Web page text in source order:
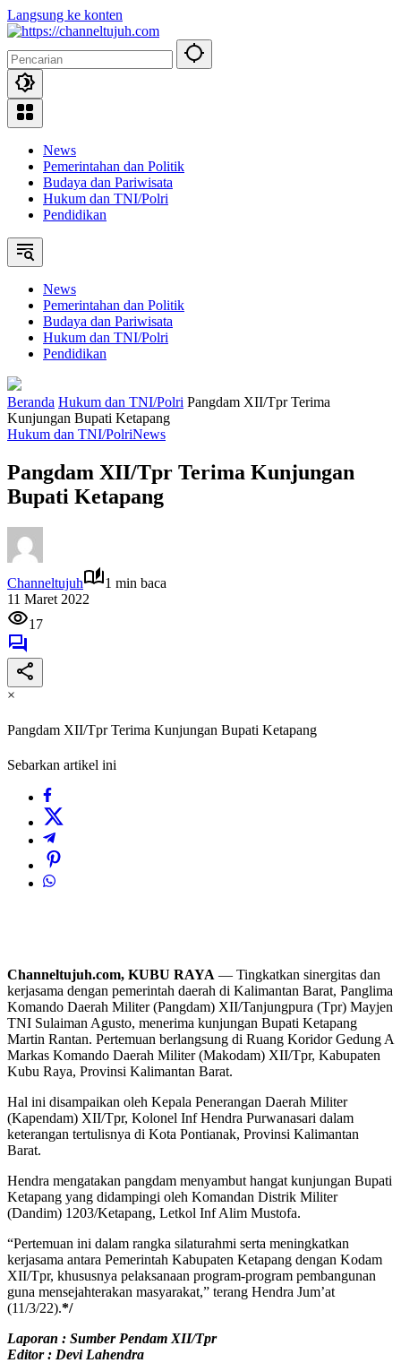
Langsung ke konten
News
Pemerintahan dan Politik
Budaya dan Pariwisata
Hukum dan TNI/Polri
Pendidikan
News
Pemerintahan dan Politik
Budaya dan Pariwisata
Hukum dan TNI/Polri
Pendidikan
Beranda Hukum dan TNI/Polri Pangdam XII/Tpr Terima
Kunjungan Bupati Ketapang
Hukum dan TNI/PolriNews
Pangdam XII/Tpr Terima Kunjungan
Bupati Ketapang
Channeltujuh
1 min baca
11 Maret 2022
17
×
Pangdam XII/Tpr Terima Kunjungan Bupati Ketapang
Sebarkan artikel ini
Channeltujuh.com, KUBU RAYA — Tingkatkan sinergitas dan
kerjasama dengan pemerintah daerah di Kalimantan Barat, Panglima
Komando Daerah Militer (Pangdam) XII/Tanjungpura (Tpr) Mayjen
TNI Sulaiman Agusto, menerima kunjungan Bupati Ketapang
Martin Rantan. Pertemuan berlangsung di Ruang Koridor Gedung A
Markas Komando Daerah Militer (Makodam) XII/Tpr, Kabupaten
Kubu Raya, Provinsi Kalimantan Barat.
Hal ini disampaikan oleh Kepala Penerangan Daerah Militer
(Kapendam) XII/Tpr, Kolonel Inf Hendra Purwanasari dalam
keterangan tertulisnya di Kota Pontianak, Provinsi Kalimantan
Barat.
Hendra mengatakan pangdam menyambut hangat kunjungan Bupati
Ketapang yang didampingi oleh Komandan Distrik Militer
(Dandim) 1203/Ketapang, Letkol Inf Alim Mustofa.
“Pertemuan ini dalam rangka silaturahmi serta meningkatkan
kerjasama antara Pemerintah Kabupaten Ketapang dengan Kodam
XII/Tpr, khususnya pelaksanaan program-program pembangunan
guna mensejahterakan masyarakat,” terang Hendra Jum’at
(11/3/22).*/
Laporan : Sumber Pendam XII/Tpr
Editor : Devi Lahendra